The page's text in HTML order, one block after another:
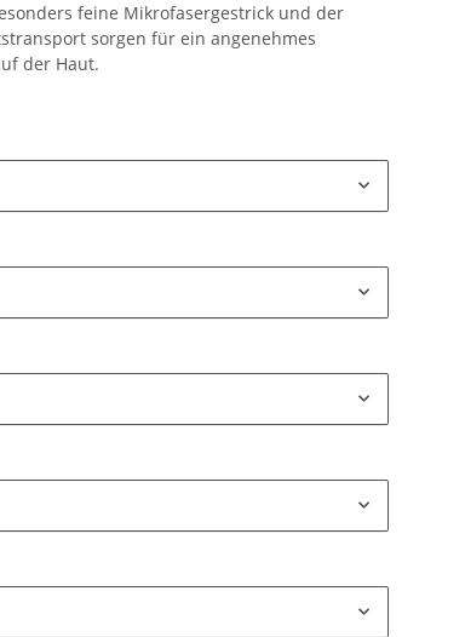
feine Mikrofasergestrick und der
sorgen für ein angenehmes
der Haut.